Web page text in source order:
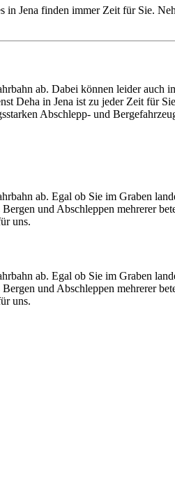
Jena finden immer Zeit für Sie.
ab. Dabei können leider auch
Deha in Jena ist zu jeder Zeit für
Abschlepp- und
ab. Egal ob Sie im Graben
und Abschleppen mehrerer
uns.
ab. Egal ob Sie im Graben
und Abschleppen mehrerer
uns.